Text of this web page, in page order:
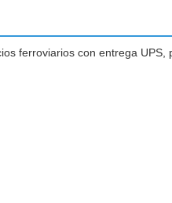
ferroviarios con entrega UPS,